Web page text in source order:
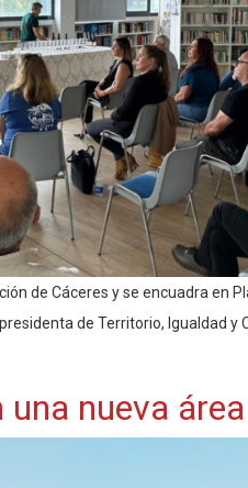
de Cáceres y se encuadra en
de Territorio, Igualdad
nueva